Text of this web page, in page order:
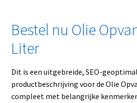
Bestel nu Olie
Liter
Dit is een uitgebreide, SEO-
productbeschrijving voor de Olie
compleet met belangrijke